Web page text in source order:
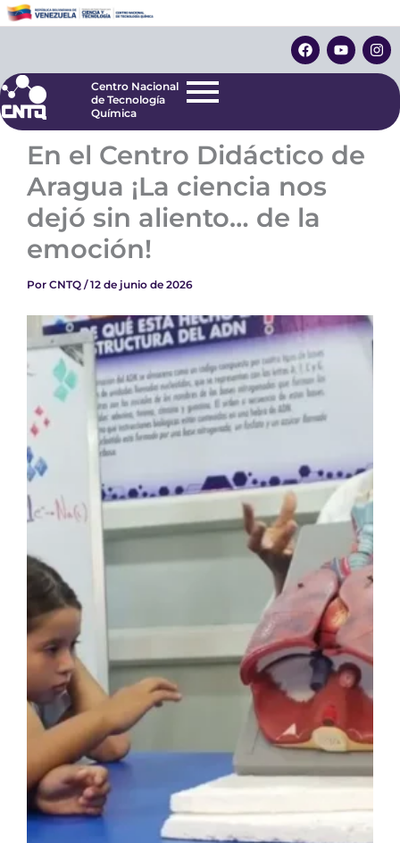
al
F
a
c
o
Y
o
u
e
I
n
s
r
Centro Nacional
de Tecnología
Centro Nacional
de Tecnología
Química
En el Centro Didáctico de
Aragua ¡La ciencia nos
dejó sin aliento… de la
emoción!
Por CNTQ /12 de junio de 2026